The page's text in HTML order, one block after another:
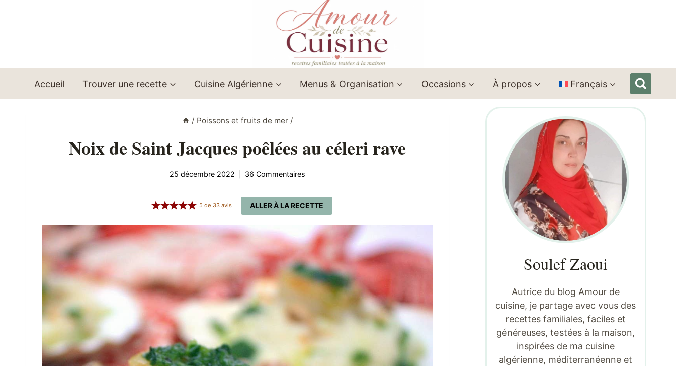
Accueil Trouver une recette Cuisine Algérienne Menus & Organisation Occasions À propos Français
/ Poissons et fruits de mer /
Noix de Saint Jacques poêlées au céleri rave
25 décembre 2022 36 Commentaires
ALLER À LA RECETTE
5 de 33avis
Soulef Zaoui
Autrice du blog Amour de
cuisine, je partage avec vous des
recettes familiales, faciles et
généreuses, testées à la maison,
inspirées de ma cuisine
algérienne, méditerranéenne et